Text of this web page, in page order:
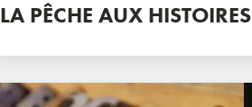
LA PÊCHE AUX HISTOIRES